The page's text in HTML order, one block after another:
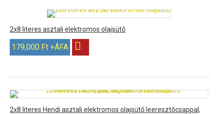
2x8 literes asztali elektromos olajsütő
179,000 Ft +ÁFA
2x8 literes Hendi asztali elektromos olajsütő leeresztőcsappal,